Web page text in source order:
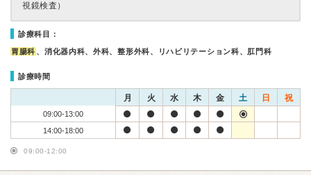
視鏡検査）
診療科目：
胃腸科 、消化器内科、外科、整形外科、リハビリテーション科、肛門科
診療時間
月 火 水 木 金 土 日 祝
09:00-13:00
14:00-18:00
09:00-12:00